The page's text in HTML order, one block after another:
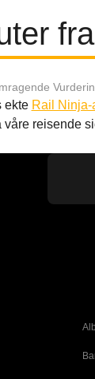
ekte Rail
våre reisende